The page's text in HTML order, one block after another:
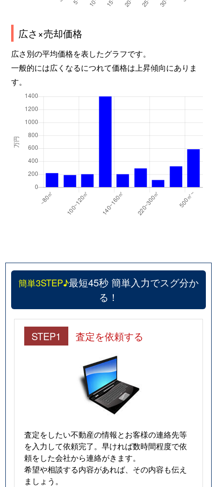
広さ×売却価格
広さ別の平均価格を表したグラフです。
一般的には広くなるにつれて価格は上昇傾向にありま
す。
簡単3STEP♪最短45秒 簡単入力でスグ分か
る！
STEP1 査定を依頼する
査定をしたい不動産の情報とお客様の連絡先等
を入力して依頼完了。早ければ数時間程度で依
頼をした会社から連絡がきます。
希望や相談する内容があれば、その内容も伝え
ましょう。